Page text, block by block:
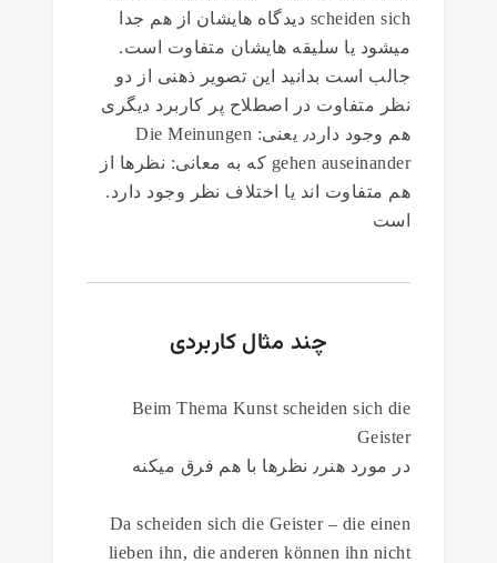
scheiden sich دیدگاه هایشان از هم جدا
میشود یا سلیقه هایشان متفاوت است.
جالب است بدانید این تصویر ذهنی از دو
نظر متفاوت در اصطلاح پر کاربرد دیگری
هم وجود دارد٫ یعنی: Die Meinungen
gehen auseinander که به معانی: نظرها از
هم متفاوت اند یا اختلاف نظر وجود دارد.
است
چند مثال کاربردی
Beim Thema Kunst scheiden sich die
Geister
در مورد هنر٫ نظرها با هم فرق میکنه
Da scheiden sich die Geister – die einen
lieben ihn, die anderen können ihn nicht